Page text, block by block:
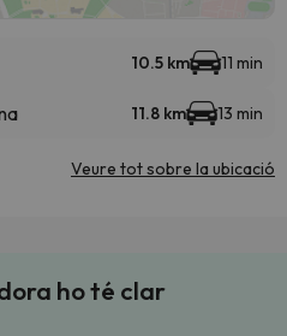
10.5 km 11 min
11.8 km 13 min
Veure tot sobre la ubicació
ho té clar